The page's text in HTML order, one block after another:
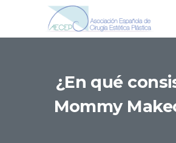
¿En qué
Mommy